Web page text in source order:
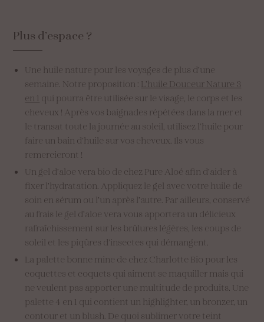
Plus d’espace ?
Une huile nature pour les voyages de plus d’une
semaine. Notre proposition : L’huile Douceur Nature 3
en 1 qui pourra être utilisée sur le visage, le corps et les
cheveux ! Après vos baignades répétées dans la mer et
le transat toute la journée au soleil, utilisez l’huile pour
faire un bain d’huile sur vos cheveux. Ils vous
remercieront !
Un gel d’aloe vera bio de chez Pure Aloé afin d’aider à
fixer l’hydratation. Appliquez le gel avec votre huile de
soin en sérum ou l’un après l’autre. Par ailleurs, conservé
au frais le gel d’aloe vera vous apportera un délicieux
rafraîchissement sur les brûlures légères, les coups de
soleil et les piqûres d’insectes qui démangent.
La palette bonne mine de chez Charlotte Bio pour les
coquettes et coquets qui aiment se maquiller mais qui
ne veulent pas apporter une multitude de produits. Une
palette 4 en 1 qui contient un highlighter, un bronzer, un
contour et un blush. De quoi sublimer votre teint